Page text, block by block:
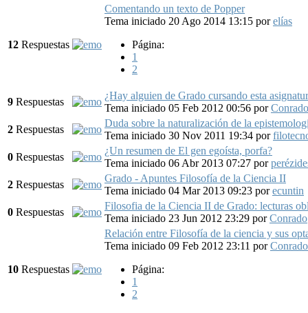
12 Respuestas
Comentando un texto de Popper
Tema iniciado 20 Ago 2014 13:15 porelías
Página:
1
2
9 Respuestas
¿Hay alguien de Grado cursando esta
Tema iniciado 05 Feb 2012 00:56 porConrado
2 Respuestas
Duda sobre la naturalización de la
Tema iniciado 30 Nov 2011 19:34 por
0 Respuestas
¿Un resumen de El gen egoísta, porfa?
Tema iniciado 06 Abr 2013 07:27 por
2 Respuestas
Grado - Apuntes Filosofía de la Ciencia II
Tema iniciado 04 Mar 2013 09:23 porecuntin
0 Respuestas
Filosofia de la Ciencia II de Grado: lecturas
Tema iniciado 23 Jun 2012 23:29 porConrado
10 Respuestas
Relación entre Filosofía de la ciencia y sus
Tema iniciado 09 Feb 2012 23:11 porConrado
Página:
1
2